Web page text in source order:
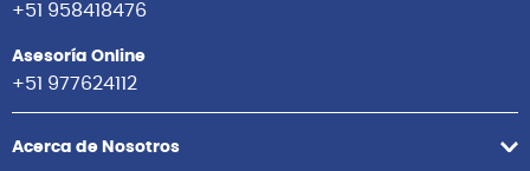
+51 958418476
Asesoría Online
+51 977624112
Acerca de Nosotros